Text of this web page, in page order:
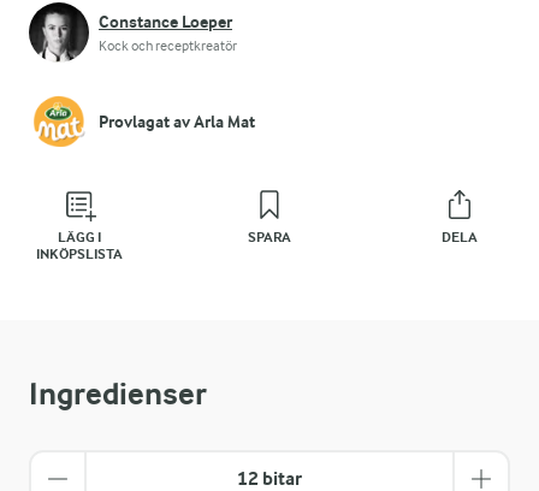
Constance Loeper
Kock och receptkreatör
Provlagat av Arla Mat
LÄGG I
INKÖPSLISTA
SPARA DELA
Ingredienser
12 bitar